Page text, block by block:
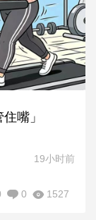
嘴」
19小时前
1527
0